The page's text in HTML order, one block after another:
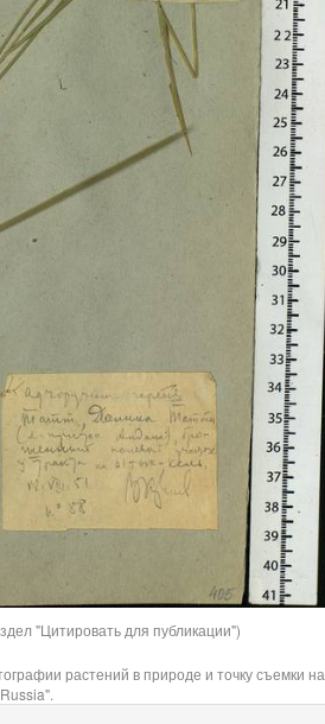
"Цитировать для публикации")
растений в природе и точку съемки на